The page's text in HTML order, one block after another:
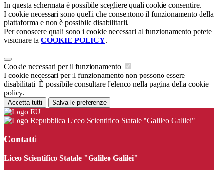
In questa schermata è possibile scegliere quali cookie consentire.
I cookie necessari sono quelli che consentono il funzionamento della
piattaforma e non è possibile disabilitarli.
Per conoscere quali sono i cookie necessari al funzionamento potete
visionare la COOKIE POLICY.
Cookie necessari per il funzionamento
I cookie necessari per il funzionamento non possono essere
disabilitati. È possibile consultare l'elenco nella pagina della cookie
policy.
Accetta tutti Salva le preferenze
Liceo Scientifico Statale "Galileo Galilei"
Contatti
Liceo Scientifico Statale "Galileo Galilei"